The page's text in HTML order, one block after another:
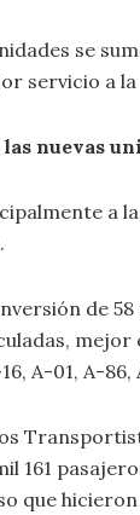
se
servicio a
nuevas
a
de
A-01, A-86,
161
que